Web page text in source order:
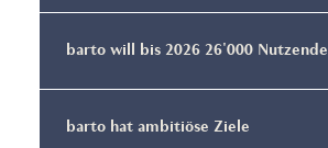
barto will bis 2026 26'000 Nutzende
barto hat ambitiöse Ziele